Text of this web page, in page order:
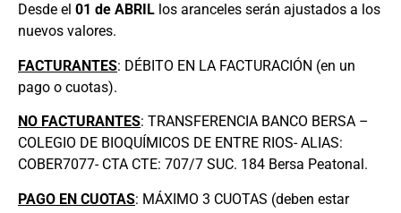
Desde el 01 de ABRIL los aranceles serán ajustados a los
nuevos valores.
FACTURANTES: DÉBITO EN LA FACTURACIÓN (en un
pago o cuotas).
NO FACTURANTES: TRANSFERENCIA BANCO BERSA –
COLEGIO DE BIOQUÍMICOS DE ENTRE RIOS- ALIAS:
COBER7077- CTA CTE: 707/7 SUC. 184 Bersa Peatonal.
PAGO EN CUOTAS: MÁXIMO 3 CUOTAS (deben estar